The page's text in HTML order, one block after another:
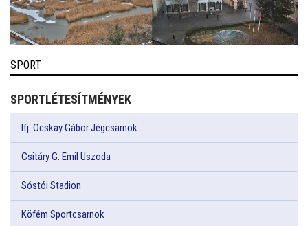
SPORT
SPORTLÉTESÍTMÉNYEK
Ifj. Ocskay Gábor Jégcsarnok
Csitáry G. Emil Uszoda
Sóstói Stadion
Köfém Sportcsarnok